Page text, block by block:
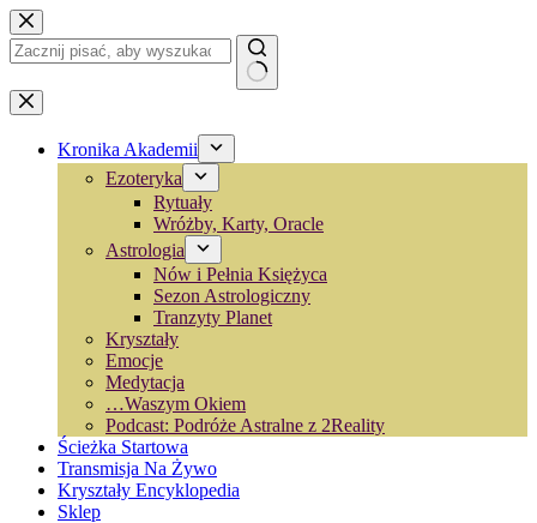
Przejdź
do
treści
Brak
wyników
Kronika Akademii
Ezoteryka
Rytuały
Wróżby, Karty, Oracle
Astrologia
Nów i Pełnia Księżyca
Sezon Astrologiczny
Tranzyty Planet
Kryształy
Emocje
Medytacja
…Waszym Okiem
Podcast: Podróże Astralne z 2Reality
Ścieżka Startowa
Transmisja Na Żywo
Kryształy Encyklopedia
Sklep